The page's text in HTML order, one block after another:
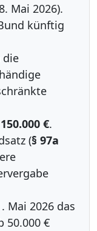
Mai 2026).
künftig
die
150.000 €.
(§ 97a
Mai 2026 das
50.000 €